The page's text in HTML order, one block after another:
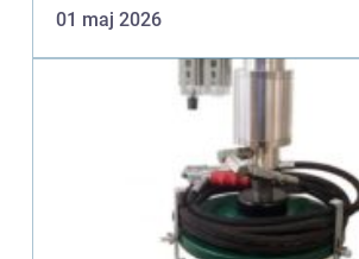
utanför. Här fö...
01 maj 2026